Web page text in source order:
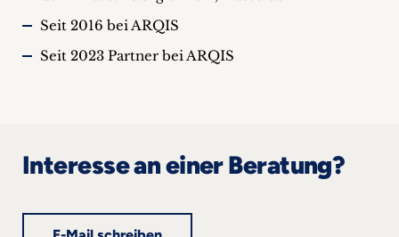
Seit 2016 bei ARQIS
Seit 2023 Partner bei ARQIS
Interesse an einer Beratung?